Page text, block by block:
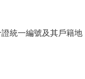
統一編號及其戶籍地